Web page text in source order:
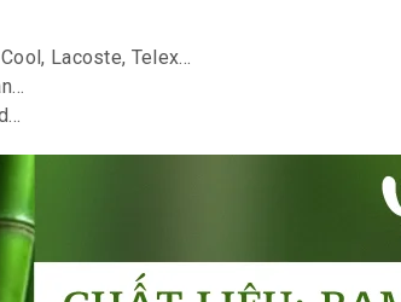
Lacoste, Telex…